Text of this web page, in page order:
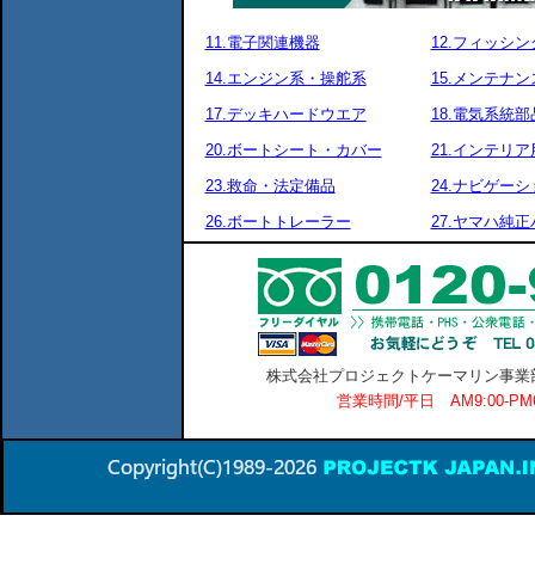
11.電子関連機器
12.フィッシン
14.エンジン系・操舵系
15.メンテナン
17.デッキハードウエア
18.電気系統部
20.ボートシート・カバー
21.インテリア
23.救命・法定備品
24.ナビゲーシ
26.ボートトレーラー
27.ヤマハ純正
株式会社プロジェクトケーマリン事
営業時間/平日 AM9:00-